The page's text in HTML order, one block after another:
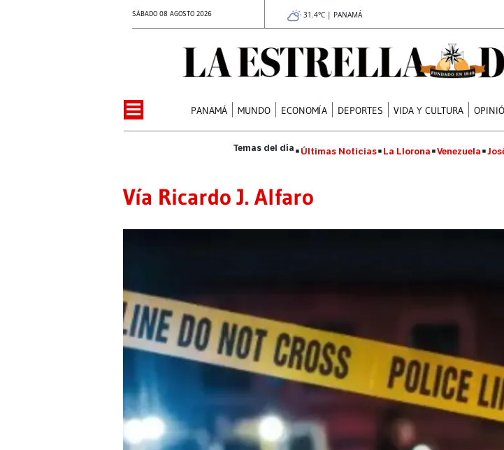
SÁBADO 08 AGOSTO 2026 31.4°C | PANAMÁ
PANAMÁ MUNDO ECONOMÍA DEPORTES VIDA Y CULTURA
Últimas Noticias La Llorona Venezuela
Vía Ricardo J. Alfaro